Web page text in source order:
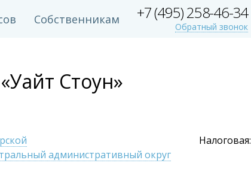
Собственникам +7 (495) 258-46-34
Обратный звонок
Стоун»
административный округ
Налоговая: